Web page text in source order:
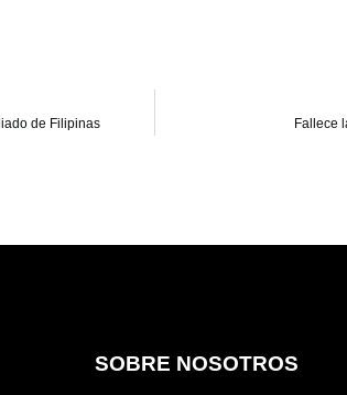
de Filipinas Fallece
SOBRE NOSOTROS